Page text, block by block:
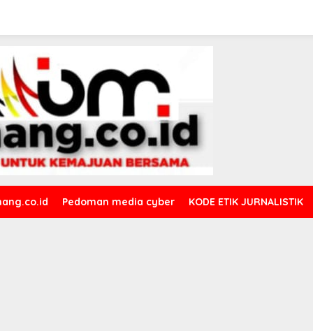
Pedoman media cyber KODE ETIK JURNALISTIK